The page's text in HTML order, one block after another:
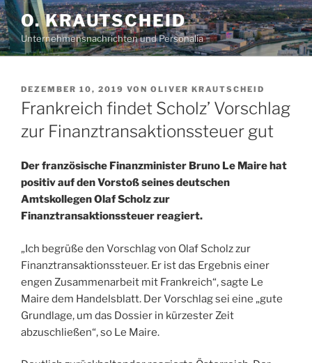
Zum
Inhalt
springen
O. KRAUTSCHEID
Unternehmensnachrichten und Personalia
VERÖFFENTLICHT
AM
DEZEMBER 10, 2019 VON OLIVER KRAUTSCHEID
Frankreich findet Scholz’ Vorschlag
zur Finanztransaktionssteuer gut
Der französische Finanzminister Bruno Le Maire hat
positiv auf den Vorstoß seines deutschen
Amtskollegen Olaf Scholz zur
Finanztransaktionssteuer reagiert.
„Ich begrüße den Vorschlag von Olaf Scholz zur
Finanztransaktionssteuer. Er ist das Ergebnis einer
engen Zusammenarbeit mit Frankreich“, sagte Le
Maire dem Handelsblatt. Der Vorschlag sei eine „gute
Grundlage, um das Dossier in kürzester Zeit
abzuschließen“, so Le Maire.